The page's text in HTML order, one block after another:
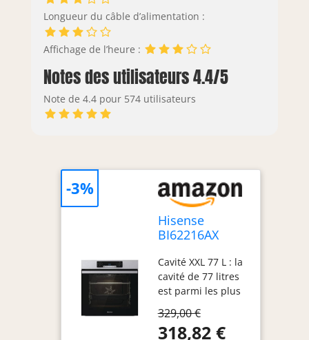
Longueur du câble d’alimentation :
Affichage de l’heure :
Notes des utilisateurs 4.4/5
Note de 4.4 pour 574 utilisateurs
Hisense
BI62216AX
multifonction
ventilé, cavité
XXL 77L,
nettoyage eau
Clean, 13
fonctions de
Cavité XXL 77 L : la
cavité de 77 litres
est parmi les plus
et permet de
cuisiner des plats
329,00 €
318,82 €
-3%